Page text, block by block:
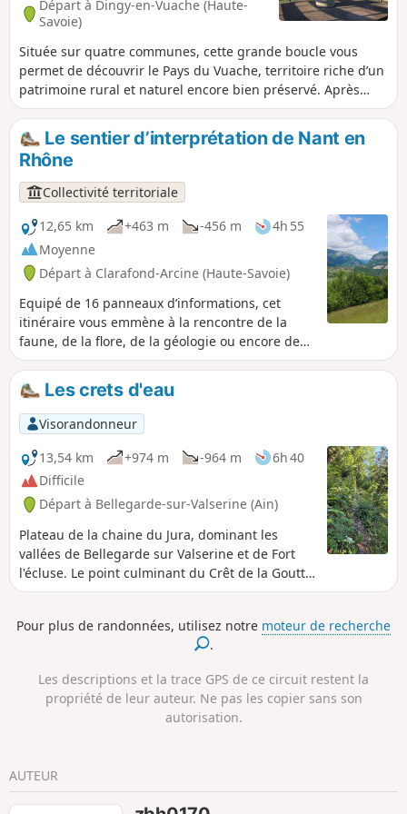
Départ à Dingy-en-Vuache (Haute-
Savoie)
Située sur quatre communes, cette grande boucle vous
permet de découvrir le Pays du Vuache, territoire riche d’un
patrimoine rural et naturel encore bien préservé. Après
avoir traversé le Bois du Mont (Chênex) et apprécié sa
fraicheur, vous atteindrez le plateau des Longues Reisses,
où la vue panoramique s’étend de la Haute-Chaîne du Jura
aux Alpes (table d’orientation). Poursuivez ensuite votre
promenade par le parcours botanique et rejoignez le village
d'Epagny. Longez le Massif du Vuache en fin de randonnée.
Le sentier d’interprétation de Nant en
Rhône
Collectivité territoriale
12,65 km
+463 m -456 m
4h 55
Moyenne
Départ à Clarafond-Arcine (Haute-Savoie)
Equipé de 16 panneaux d’informations, cet
itinéraire vous emmène à la rencontre de la
faune, de la flore, de la géologie ou encore de
l’histoire de la région.
Les crets d'eau
Visorandonneur
13,54 km
+974 m -964 m
6h 40
Difficile
Départ à Bellegarde-sur-Valserine (Ain)
Plateau de la chaine du Jura, dominant les
vallées de Bellegarde sur Valserine et de Fort
l'écluse. Le point culminant du Crêt de la Goutte
permet un panorama à 360° sur le Parc Naturel
un horizon dominé par la chaine des Alpes,
Pour plus de randonnées, utilisez notre moteur de recherche
.
Les descriptions et la trace GPS de ce circuit restent la
propriété de leur auteur. Ne pas les copier sans son
autorisation.
AUTEUR